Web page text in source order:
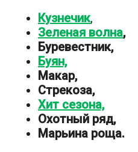
Кузнечик,
Зеленая волна,
Буревестник,
Буян,
Макар,
Стрекоза,
Хит сезона,
Охотный ряд,
Марьина роща.